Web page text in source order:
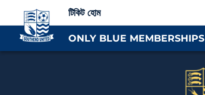
টিকিট হোম
ONLY BLUE MEMBERSHIPS